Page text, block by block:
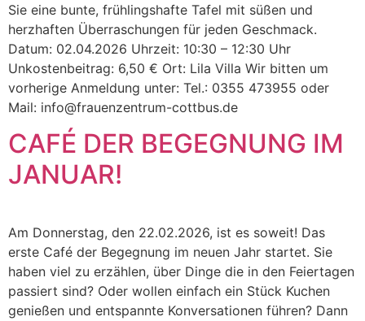
Sie eine bunte, frühlingshafte Tafel mit süßen und
herzhaften Überraschungen für jeden Geschmack.
Datum: 02.04.2026 Uhrzeit: 10:30 – 12:30 Uhr
Unkostenbeitrag: 6,50 € Ort: Lila Villa Wir bitten um
vorherige Anmeldung unter: Tel.: 0355 473955 oder
Mail: info@frauenzentrum-cottbus.de
CAFÉ DER BEGEGNUNG IM
JANUAR!
Am Donnerstag, den 22.02.2026, ist es soweit! Das
erste Café der Begegnung im neuen Jahr startet. Sie
haben viel zu erzählen, über Dinge die in den Feiertagen
passiert sind? Oder wollen einfach ein Stück Kuchen
genießen und entspannte Konversationen führen? Dann